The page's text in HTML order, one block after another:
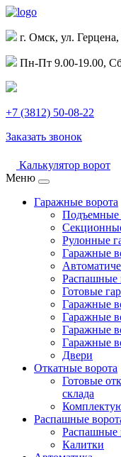
г. Омск, ул.
Пн-Пт 9.00-19.00,
+7 (3812) 50-08-22
Заказать звонок
Калькулятор ворот
Меню
Гаражные ворота
Подъемные
Рулонные
Гаражные
Распашные
Готовые
Гаражные
Гаражные
Гаражные
Гаражные
Двери
Откатные ворота
Готовые
склада
Распашные
Распашные
Калитки